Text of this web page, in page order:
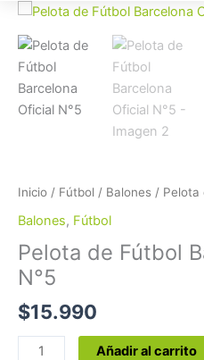
Inicio / Fútbol / Balones / Pelota
Balones, Fútbol
Pelota de Fútbol
N°5
$15.990
Pelota
de
Fútbol
Barcelona
Oficial
N°5
Añadir al carrito